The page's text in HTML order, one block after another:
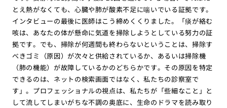
とえ熱がなくても、心臓や肺が酸素不足に喘いでいる証拠です。
インタビューの最後に医師はこう締めくくりました。「痰が絡む
咳は、あなたの体が懸命に気道を掃除しようとしている努力の証
拠です。でも、掃除が何週間も終わらないということは、掃除す
べきゴミ（原因）が次々と供給されているか、あるいは掃除機
（肺の機能）が故障しているかのどちらかです。その原因を特定
できるのは、ネットの検索画面ではなく、私たちの診察室で
す」。プロフェッショナルの視点は、私たちが「些細なこと」と
して流してしまいがちな不調の奥底に、生命のドラマを読み取り